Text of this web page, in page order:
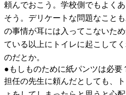
頼んでおこう。学校側でもよく
そう。デリケートな問題なこと
の事情が耳には入ってこないた
ている以上にトイレに起こして
のだとか。
●もしものために紙パンツは必要
担任の先生に頼んだとしても、